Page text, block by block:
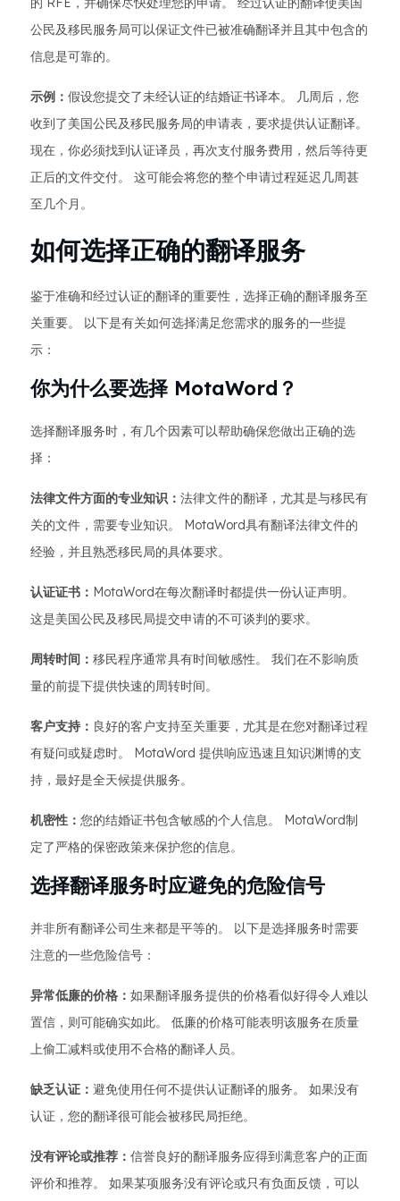
公民及移民服务局可以保证文件已被准确翻译并且其中包含的
信息是可靠的。
示例： 假设您提交了未经认证的结婚证书译本。 几周后，您
收到了美国公民及移民服务局的申请表，要求提供认证翻译。
现在，你必须找到认证译员，再次支付服务费用，然后等待更
正后的文件交付。 这可能会将您的整个申请过程延迟几周甚
至几个月。
如何选择正确的翻译服务
鉴于准确和经过认证的翻译的重要性，选择正确的翻译服务至
关重要。 以下是有关如何选择满足您需求的服务的一些提
示：
你为什么要选择 MotaWord？
选择翻译服务时，有几个因素可以帮助确保您做出正确的选
择：
法律文件方面的专业知识： 法律文件的翻译，尤其是与移民有
关的文件，需要专业知识。 MotaWord具有翻译法律文件的
经验，并且熟悉移民局的具体要求。
认证证书： MotaWord在每次翻译时都提供一份认证声明。
这是美国公民及移民局提交申请的不可谈判的要求。
周转时间： 移民程序通常具有时间敏感性。 我们在不影响质
量的前提下提供快速的周转时间。
客户支持： 良好的客户支持至关重要，尤其是在您对翻译过程
有疑问或疑虑时。 MotaWord 提供响应迅速且知识渊博的支
持，最好是全天候提供服务。
机密性： 您的结婚证书包含敏感的个人信息。 MotaWord制
定了严格的保密政策来保护您的信息。
选择翻译服务时应避免的危险信号
并非所有翻译公司生来都是平等的。 以下是选择服务时需要
注意的一些危险信号：
异常低廉的价格： 如果翻译服务提供的价格看似好得令人难以
置信，则可能确实如此。 低廉的价格可能表明该服务在质量
上偷工减料或使用不合格的翻译人员。
缺乏认证： 避免使用任何不提供认证翻译的服务。 如果没有
认证，您的翻译很可能会被移民局拒绝。
没有评论或推荐： 信誉良好的翻译服务应得到满意客户的正面
评价和推荐。 如果某项服务没有评论或只有负面反馈，可以